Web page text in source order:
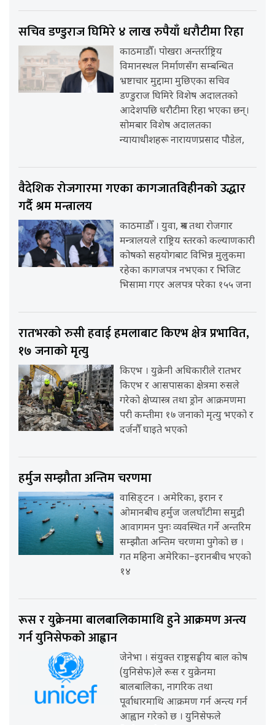
सचिव डण्डुराज घिमिरे ४ लाख रुपैयाँ धरौटीमा रिहा
काठमाडौँ। पोखरा अन्तर्राष्ट्रिय
विमानस्थल निर्माणसँग सम्बन्धित
भ्रष्टाचार मुद्दामा मुछिएका सचिव
डण्डुराज घिमिरे विशेष अदालतको
आदेशपछि धरौटीमा रिहा भएका छन्।
सोमबार विशेष अदालतका
न्यायाधीशहरू नारायणप्रसाद पौडेल,
वैदेशिक रोजगारमा गएका कागजातविहीनको उद्धार
गर्दै श्रम मन्त्रालय
काठमाडौँ । युवा, श्रम तथा रोजगार
मन्त्रालयले राष्ट्रिय स्तरको कल्याणकारी
कोषको सहयोगबाट विभिन्न मुलुकमा
रहेका कागजपत्र नभएका र भिजिट
भिसामा गएर अलपत्र परेका १५५ जना
रातभरको रुसी हवाई हमलाबाट किएभ क्षेत्र प्रभावित,
१७ जनाको मृत्यु
किएभ । युक्रेनी अधिकारीले रातभर
किएभ र आसपासका क्षेत्रमा रुसले
गरेको क्षेप्यास्त्र तथा ड्रोन आक्रमणमा
परी कम्तीमा १७ जनाको मृत्यु भएको र
दर्जनौँ घाइते भएको
हर्मुज सम्झौता अन्तिम चरणमा
वासिङ्टन । अमेरिका, इरान र
ओमानबीच हर्मुज जलघाँटीमा समुद्री
आवागमन पुनः व्यवस्थित गर्ने अन्तरिम
सम्झौता अन्तिम चरणमा पुगेको छ ।
गत महिना अमेरिका–इरानबीच भएको
१४
रूस र युक्रेनमा बालबालिकामाथि हुने आक्रमण अन्त्य
गर्न युनिसेफको आह्वान
जेनेभा । संयुक्त राष्ट्रसङ्घीय बाल कोष
(युनिसेफ)ले रूस र युक्रेनमा
बालबालिका, नागरिक तथा
पूर्वाधारमाथि आक्रमण गर्न अन्त्य गर्न
आह्वान गरेको छ । युनिसेफले